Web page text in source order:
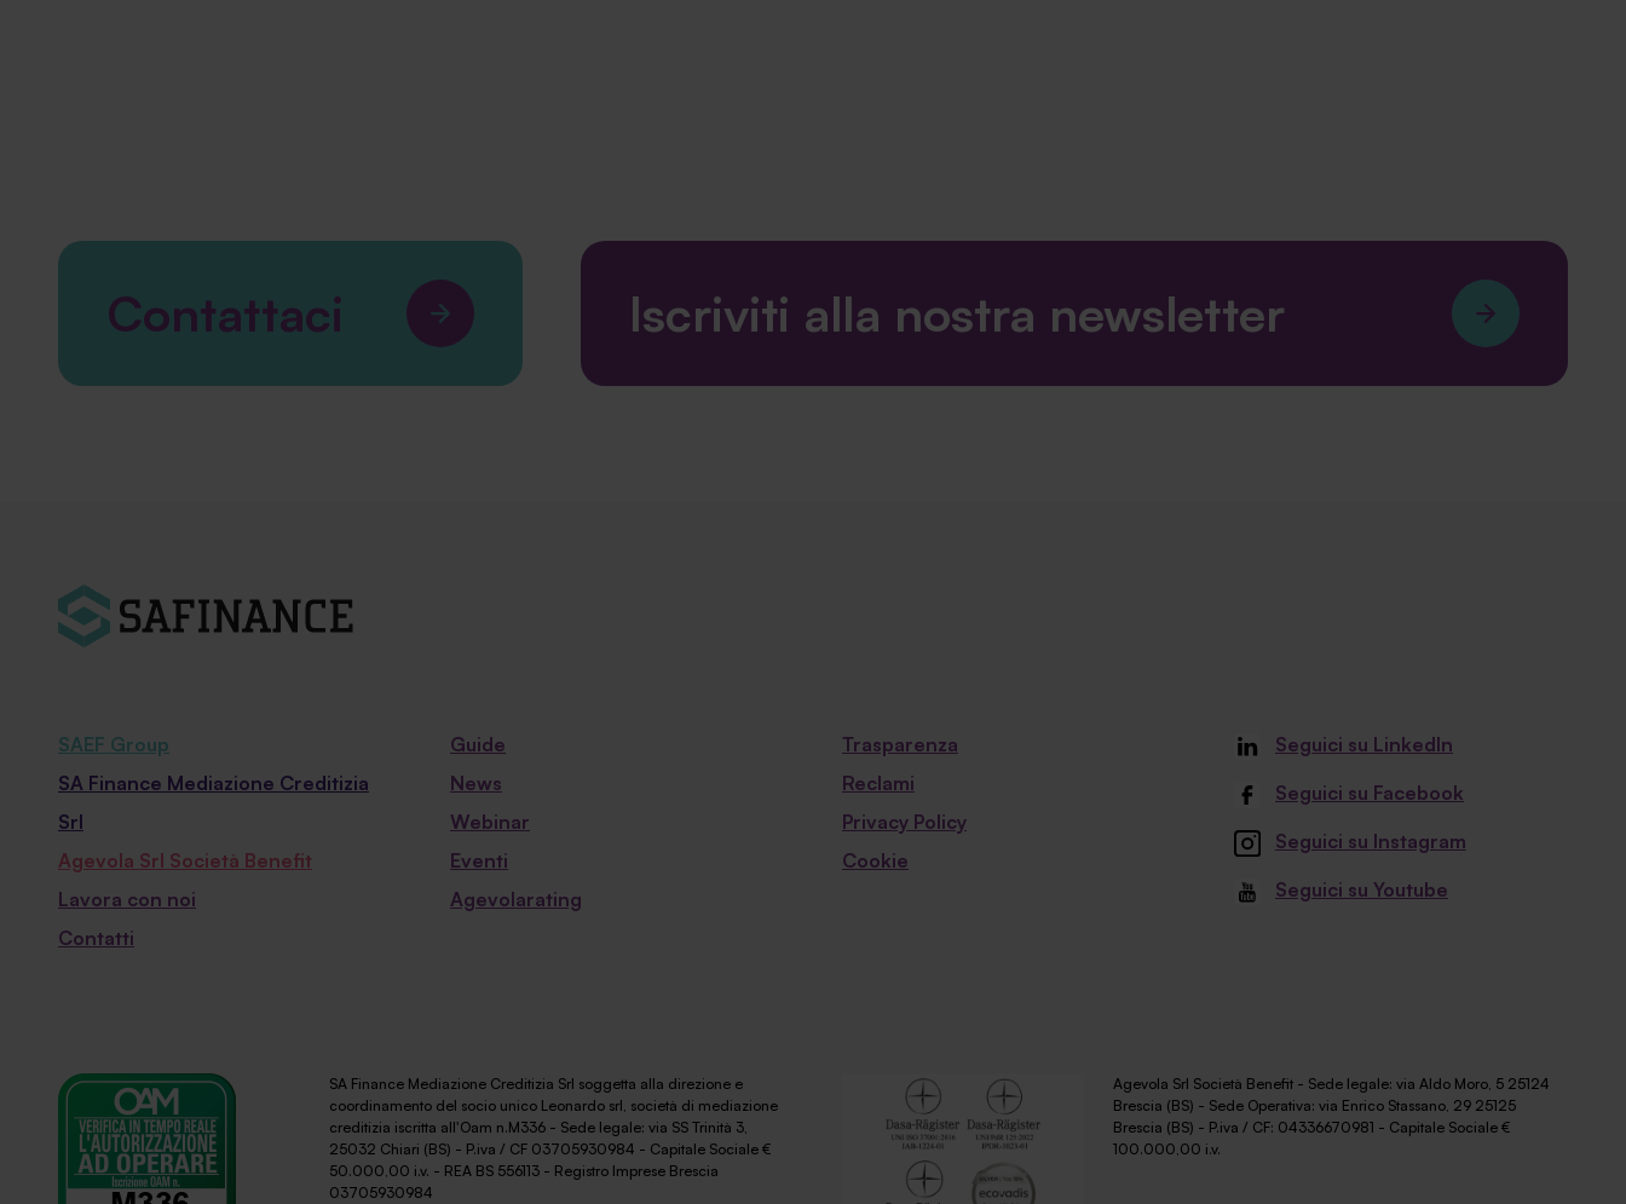
Contattaci Iscriviti alla nostra newsletter
SAEF Group
SA Finance Mediazione Creditizia
Srl
Agevola Srl Società Benefit
Lavora con noi
Contatti
Guide
News
Webinar
Eventi
Agevolarating
Trasparenza
Reclami
Privacy Policy
Cookie
Seguici su LinkedIn
Seguici su Facebook
Seguici su Instagram
Seguici su Youtube
SA Finance Mediazione Creditizia Srl soggetta alla direzione e
coordinamento del socio unico Leonardo srl, società di mediazione
creditizia iscritta all'Oam n.M336 - Sede legale: via SS Trinità 3,
25032 Chiari (BS) - P.iva / CF 03705930984 - Capitale Sociale €
50.000,00 i.v. - REA BS 556113 - Registro Imprese Brescia
03705930984
Agevola Srl Società Benefit - Sede legale: via Aldo Moro, 5 25124
Brescia (BS) - Sede Operativa: via Enrico Stassano, 29 25125
Brescia (BS) - P.iva / CF: 04336670981 - Capitale Sociale €
100.000,00 i.v.